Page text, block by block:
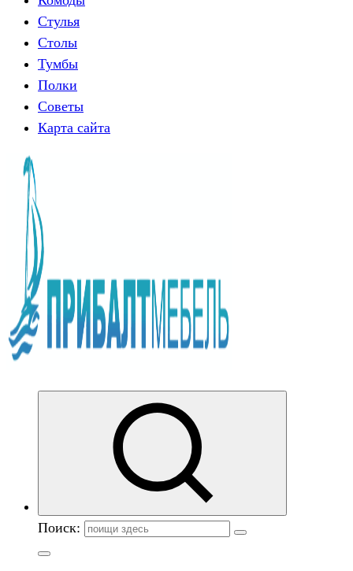
Стулья
Столы
Тумбы
Полки
Советы
Карта сайта
Поиск: